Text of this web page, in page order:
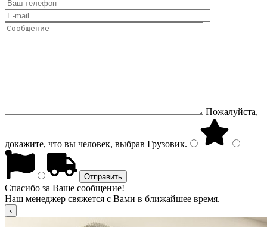
Пожалуйста,
докажите, что вы человек, выбрав Грузовик.
Спасибо за Ваше сообщение!
Наш менеджер свяжется с Вами в ближайшее время.